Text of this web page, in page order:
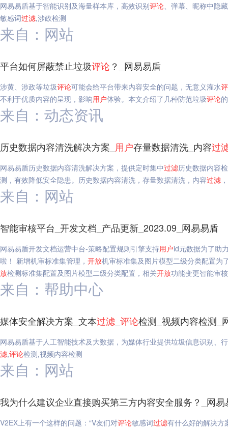
网易易盾基于智能识别及海量样本库，高效识别评论、弹幕、昵称中隐
敏感词过滤,涉政检测
来自：网站
平台如何屏蔽禁止垃圾评论 ？_网易易盾
涉黄、涉政等垃圾评论可能会给平台带来内容安全的问题，无意义灌水
不利于优质内容的呈现，影响用户体验。本文介绍了几种防范垃圾评论
来自：动态资讯
历史数据内容清洗解决方案_ 用户存量数据清洗_内容过
网易易盾历史数据内容清洗解决方案，提供定时集中过滤历史数据内容
测，有效降低安全隐患。历史数据内容清洗，存量数据清洗，内容过滤
来自：网站
智能审核平台_开发文档_产品更新_2023.09_网易易盾
网易易盾开发文档运营中台-策略配置规则引擎支持用户id元数据为了助
啦！ 新增机审标准集管理， 开放机审标准集及图片模型二级分类配置为
放检测标准集配置及图片模型二级分类配置，相关开放功能变更智能审
来自：帮助中心
媒体安全解决方案_文本过滤 评论检测_视频内容检测_
网易易盾基于人工智能技术及大数据，为媒体行业提供垃圾信息识别、
滤,评论检测,视频内容检测
来自：网站
我为什么建议企业直接购买第三方内容安全服务？_网易
V2EX上有一个这样的问题：“V友们对评论敏感词过滤有什么好的解决方